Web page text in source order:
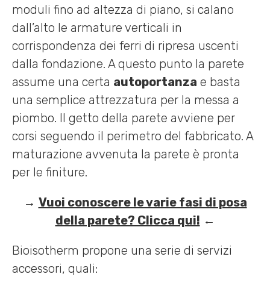
moduli fino ad altezza di piano, si calano
dall’alto le armature verticali in
corrispondenza dei ferri di ripresa uscenti
dalla fondazione. A questo punto la parete
assume una certa autoportanza e basta
una semplice attrezzatura per la messa a
piombo. Il getto della parete avviene per
corsi seguendo il perimetro del fabbricato. A
maturazione avvenuta la parete è pronta
per le finiture.
→ Vuoi conoscere le varie fasi di posa
della parete? Clicca qui! ←
Bioisotherm propone una serie di servizi
accessori, quali: